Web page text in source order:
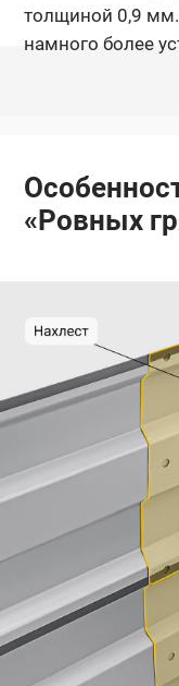
толщиной 0,9
намного более
«Ровных